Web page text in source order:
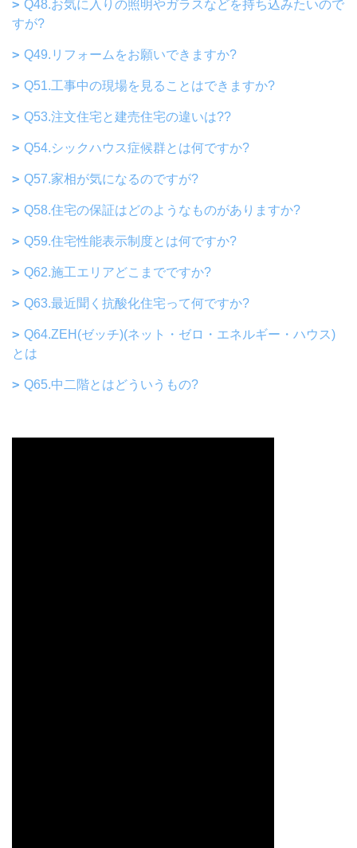
Q48.お気に入りの照明やガラスなどを持ち込みたいので
すが?
Q49.リフォームをお願いできますか?
Q51.工事中の現場を見ることはできますか?
Q53.注文住宅と建売住宅の違いは??
Q54.シックハウス症候群とは何ですか?
Q57.家相が気になるのですが?
Q58.住宅の保証はどのようなものがありますか?
Q59.住宅性能表示制度とは何ですか?
Q62.施工エリアどこまでですか?
Q63.最近聞く抗酸化住宅って何ですか?
Q64.ZEH(ゼッチ)(ネット・ゼロ・エネルギー・ハウス)
とは
Q65.中二階とはどういうもの?